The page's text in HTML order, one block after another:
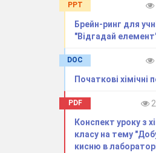
PPT
Брейн-ринг для
"Відгадай
DOC
Початкові хімічні
PDF
Конспект уроку з
класу на тему
кисню в